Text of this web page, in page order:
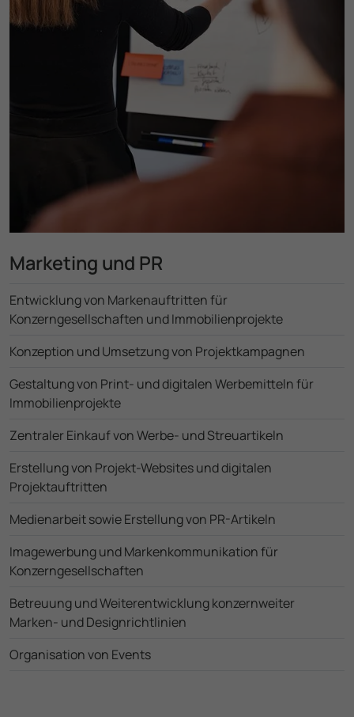
Marketing und PR
Entwicklung von Marken­auftritten für
Konzerngesellschaften und Immobilien­projekte
Konzeption und Umsetzung von Projekt­kampagnen
Gestaltung von Print- und digitalen Werbemitteln für
Immobilien­projekte
Zentraler Einkauf von Werbe- und Streuartikeln
Erstellung von Projekt-Websites und digitalen
Projektauftritten
Medienarbeit sowie Erstellung von PR-Artikeln
Imagewerbung und Marken­kommunikation für
Konzerngesellschaften
Betreuung und Weiter­entwicklung konzernweiter
Marken- und Design­richtlinien
Organisation von Events